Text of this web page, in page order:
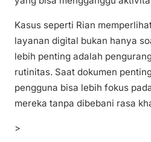
Kasus seperti Rian
layanan digital bukan hanya
lebih penting adalah
rutinitas. Saat dokumen
pengguna bisa lebih fokus
mereka tanpa dibebani rasa
>